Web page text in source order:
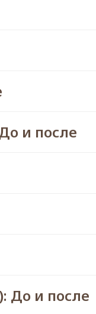
и после
До и после